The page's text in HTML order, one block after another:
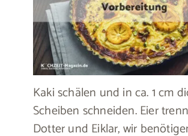
Kaki schälen und in ca. 1 cm
Scheiben schneiden. Eier
Dotter und Eiklar, wir